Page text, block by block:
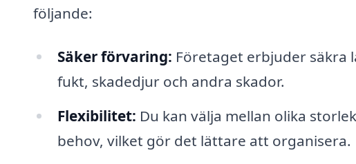
följande:
Säker förvaring: Företaget erbjuder säkra
fukt, skadedjur och andra skador.
Flexibilitet: Du kan välja mellan olika
behov, vilket gör det lättare att organisera.